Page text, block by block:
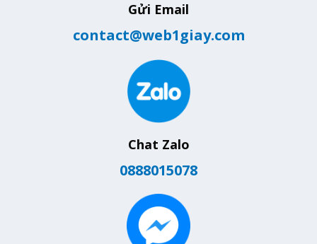
Gửi Email
contact@web1giay.com
Chat Zalo
0888015078